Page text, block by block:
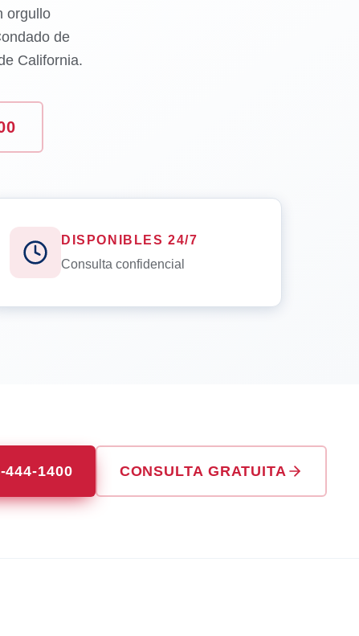
orgullo
de
California.
DISPONIBLES 24/7
Consulta confidencial
444-1400 CONSULTA GRATUITA